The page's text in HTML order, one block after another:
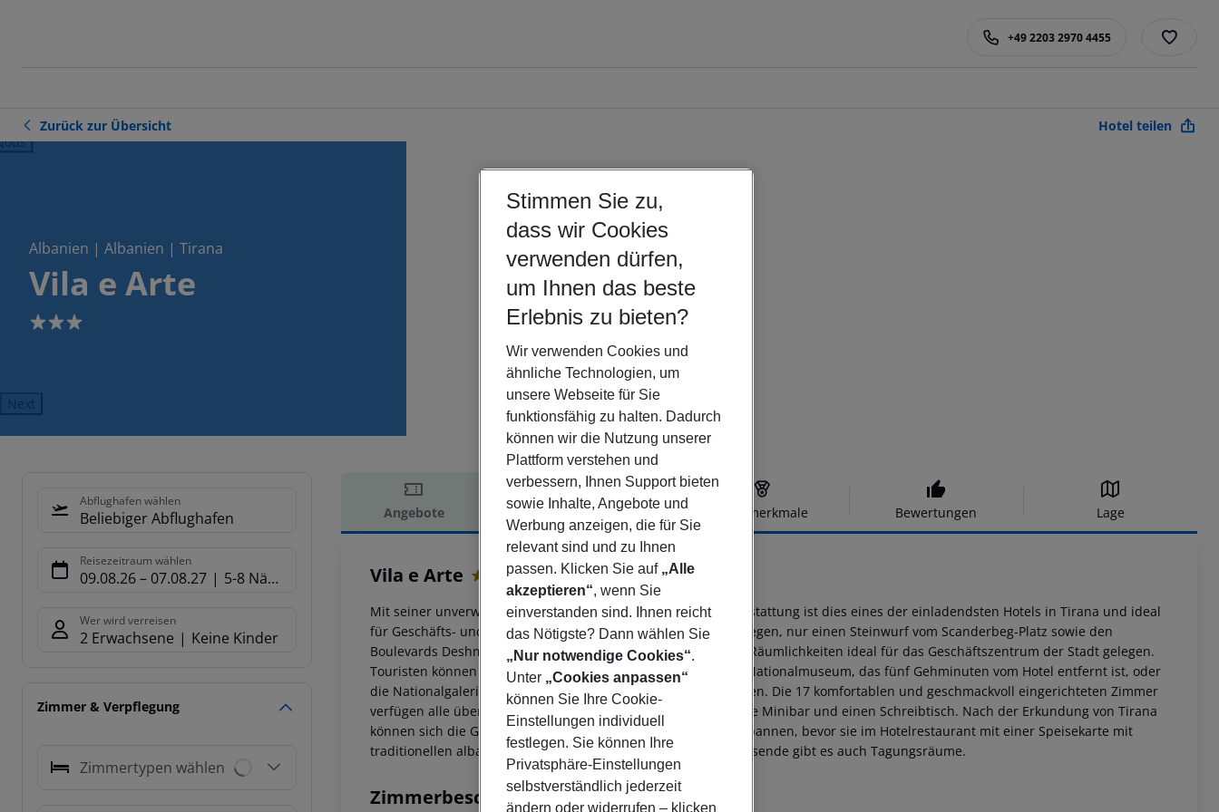
+49 2203 2970 4455
Zurück zur Übersicht Hotel teilen
Albanien | Albanien | Tirana
Vila e Arte
3
Next
Abflughafen wählen
Beliebiger Abflughafen
Reisezeitraum wählen
09.08.26– 07.08.27 5-8 Nächte
Wer wird verreisen
2 Erwachsene Keine Kinder
Zimmer & Verpflegung
Zimmertypen wählen
Angebote Hotelbeschreibung Hotelmerkmale Bewertungen Lage
Hotelbeschreibung
Vila e Arte
Mit seiner unverwechselbaren Architektur und modernen Ausstattung ist dies eines der einladendsten Hotels in Tirana und ideal
für Geschäfts- und Urlaubsreisende. Im Herzen von Tirana gelegen, nur einen Steinwurf vom Scanderbeg-Platz sowie den
Boulevards Deshmoret e Kombit und Zogu I entfernt, sind die Räumlichkeiten ideal für das Geschäftszentrum der Stadt gelegen.
Touristen können das Zentrum von Tirana erkunden und das Nationalmuseum, das fünf Gehminuten vom Hotel entfernt ist, oder
die Nationalgalerie, die zehn Gehminuten entfernt ist, besuchen. Die 17 komfortablen und geschmackvoll eingerichteten Zimmer
verfügen alle über Sat-TV, kostenloses WLAN, Klimaanlage, eine Minibar und einen Schreibtisch. Nach der Erkundung von Tirana
können sich die Gäste in der Hotelbar mit Außenterrasse entspannen, bevor sie im Hotelrestaurant mit einer Speisekarte mit
traditionellen albanischen Gerichten speisen. Für Geschäftsreisende gibt es auch Tagungsräume.
Zimmerbeschreibung
Stimmen Sie zu,
dass wir Cookies
verwenden dürfen,
um Ihnen das beste
Erlebnis zu bieten?
Wir verwenden Cookies und
ähnliche Technologien, um
unsere Webseite für Sie
funktionsfähig zu halten. Dadurch
können wir die Nutzung unserer
Plattform verstehen und
verbessern, Ihnen Support bieten
sowie Inhalte, Angebote und
Werbung anzeigen, die für Sie
relevant sind und zu Ihnen
passen. Klicken Sie auf „Alle
akzeptieren“, wenn Sie
einverstanden sind. Ihnen reicht
das Nötigste? Dann wählen Sie
„Nur notwendige Cookies“.
Unter „Cookies anpassen“
können Sie Ihre Cookie-
Einstellungen individuell
festlegen. Sie können Ihre
Privatsphäre-Einstellungen
selbstverständlich jederzeit
ändern oder widerrufen – klicken